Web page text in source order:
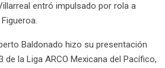
entró impulsado por rola a
Baldonado hizo su presentación
la Liga ARCO Mexicana del Pacífico,